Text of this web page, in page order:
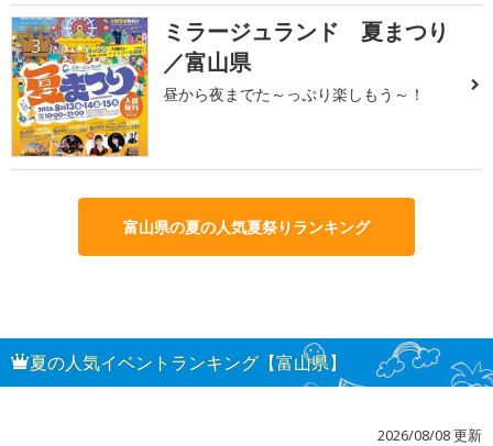
3
ミラージュランド 夏まつり
／富山県
昼から夜までた～っぷり楽しもう～！
富山県の夏の人気夏祭りランキング
夏の人気イベントランキング【富山県】
2026/08/08 更新